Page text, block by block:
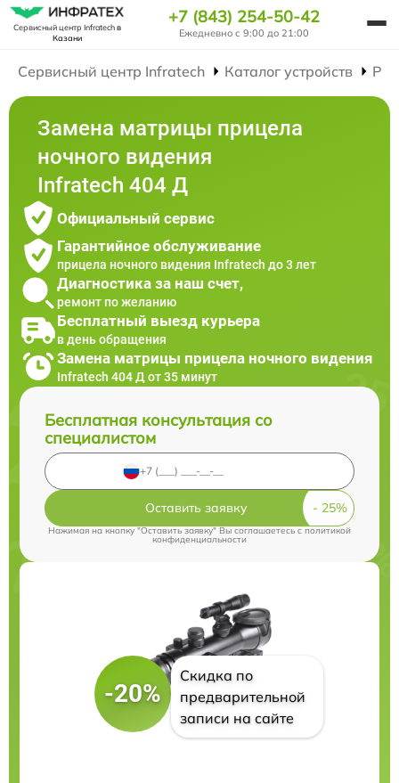
Сервисный центр Infratechв
Казани
+7 (843) 254-50-42
Ежедневно с 9:00 до 21:00
Сервисный центр Infratech Каталог устройств
Замена матрицы прицела
ночного видения
Infratech 404 Д
Официальный сервис
Гарантийное обслуживание
прицела ночного видения Infratech до 3 лет
Диагностика за наш счет,
ремонт по желанию
Бесплатный выезд курьера
в день обращения
Замена матрицы прицела ночного видения
Infratech 404 Д от 35 минут
Бесплатная консультация со
специалистом
Оставить заявку
Нажимая на кнопку "Оставить заявку" Вы соглашаетесь cполитикой
конфиденциальности
-20%
Скидка по
предварительной
записи на сайте